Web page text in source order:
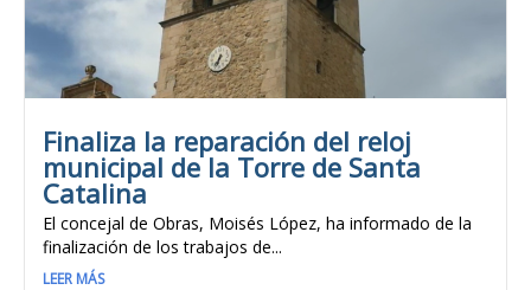
Finaliza la reparación del reloj
municipal de la Torre de Santa
Catalina
El concejal de Obras, Moisés López, ha informado de la
finalización de los trabajos de...
LEER MÁS